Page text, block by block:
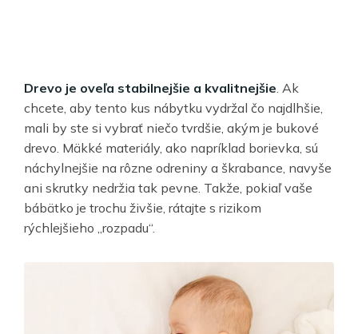
Drevo je oveľa stabilnejšie a kvalitnejšie. Ak
chcete, aby tento kus nábytku vydržal čo najdlhšie,
mali by ste si vybrať niečo tvrdšie, akým je bukové
drevo. Mäkké materiály, ako napríklad borievka, sú
náchylnejšie na rôzne odreniny a škrabance, navyše
ani skrutky nedržia tak pevne. Takže, pokiaľ vaše
bábätko je trochu živšie, rátajte s rizikom
rýchlejšieho „rozpadu“.